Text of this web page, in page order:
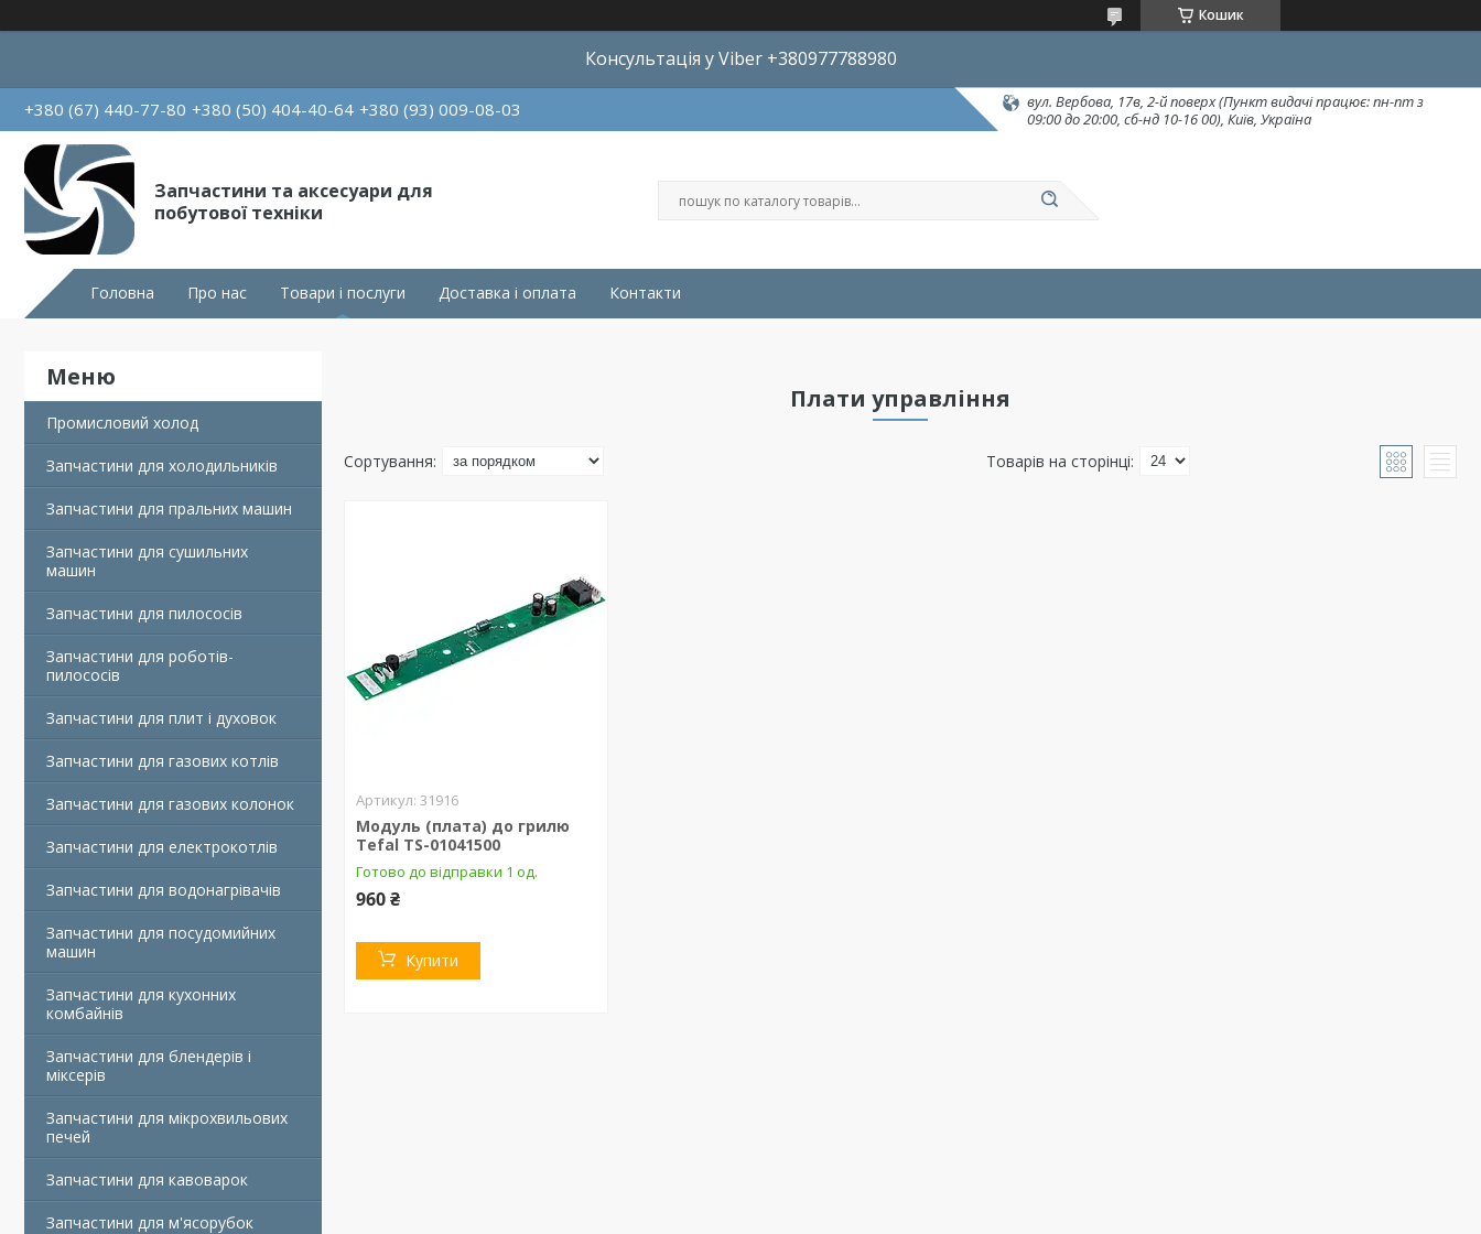
Кошик
Консультація у Viber +380977788980
+380 (67) 440-77-80 +380 (50) 404-40-64 +380 (93) 009-08-03
вул. Вербова, 17в, 2-й поверх (Пункт видачі працює: пн-пт з
09:00 до 20:00, сб-нд 10-16 00), Київ, Україна
Запчастини та аксесуари для
побутової техніки
Головна Про нас Товари і послуги Доставка і оплата Контакти
Промисловий холод
Запчастини для холодильників
Запчастини для пральних машин
Запчастини для сушильних
машин
Запчастини для пилососів
Запчастини для роботів-
пилососів
Запчастини для плит і духовок
Запчастини для газових котлів
Запчастини для газових колонок
Запчастини для електрокотлів
Запчастини для водонагрівачів
Запчастини для посудомийних
машин
Запчастини для кухонних
комбайнів
Запчастини для блендерів і
міксерів
Запчастини для мікрохвильових
печей
Запчастини для кавоварок
Запчастини для м'ясорубок
Плати управління
31916
Модуль (плата) до грилю
Tefal TS-01041500
Готово до відправки 1 од.
960 ₴
Купити